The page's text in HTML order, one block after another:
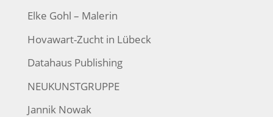
Elke Gohl – Malerin
Hovawart-Zucht in Lübeck
Datahaus Publishing
NEUKUNSTGRUPPE
Jannik Nowak